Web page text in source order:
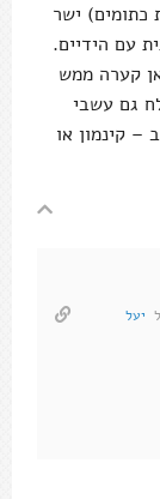
כתומים) ישר
עם הידיים.
קערה ממש
גם עשבי
– קינמון או
יעל